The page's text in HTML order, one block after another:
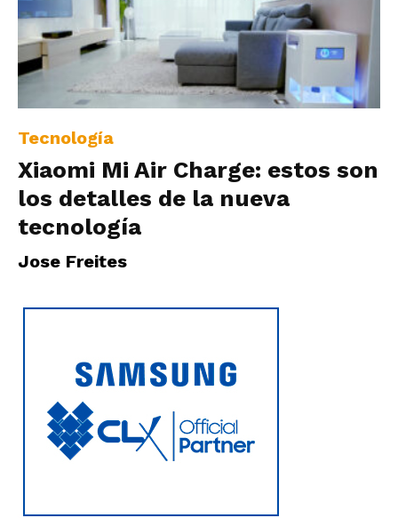
|
Ultima
Tecnología
Xiaomi Mi Air Charge: estos son
los detalles de la nueva
tecnología
Jose Freites